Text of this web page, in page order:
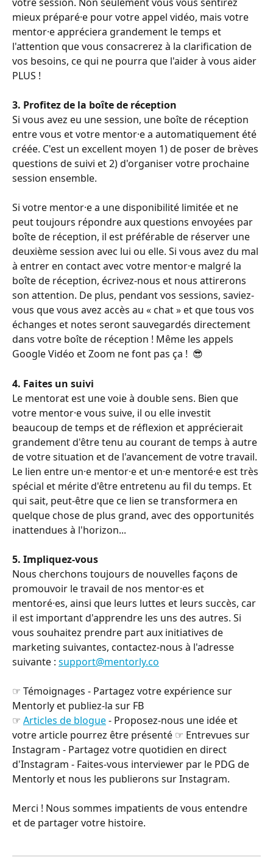
mieux préparé·e pour votre appel vidéo, mais votre
mentor·e appréciera grandement le temps et
l'attention que vous consacrerez à la clarification de
vos besoins, ce qui ne pourra que l'aider à vous aider
PLUS !
3. Profitez de la boîte de réception
Si vous avez eu une session, une boîte de réception
entre vous et votre mentor·e a automatiquement été
créée. C'est un excellent moyen 1) de poser de brèves
questions de suivi et 2) d'organiser votre prochaine
session ensemble.
Si votre mentor·e a une disponibilité limitée et ne
peut toujours répondre aux questions envoyées par
boîte de réception, il est préférable de réserver une
deuxième session avec lui ou elle. Si vous avez du mal
à entrer en contact avec votre mentor·e malgré la
boîte de réception, écrivez-nous et nous attirerons
son attention. De plus, pendant vos sessions, saviez-
vous que vous avez accès au « chat » et que tous vos
échanges et notes seront sauvegardés directement
dans votre boîte de réception ! Même les appels
Google Vidéo et Zoom ne font pas ça !  😎
4. Faites un suivi
Le mentorat est une voie à double sens. Bien que
votre mentor·e vous suive, il ou elle investit
beaucoup de temps et de réflexion et apprécierait
grandement d'être tenu au courant de temps à autre
de votre situation et de l'avancement de votre travail.
Le lien entre un·e mentor·e et un·e mentoré·e est très
spécial et mérite d'être entretenu au fil du temps. Et
qui sait, peut-être que ce lien se transformera en
quelque chose de plus grand, avec des opportunités
inattendues à l'horizon...
5. Impliquez-vous
Nous cherchons toujours de nouvelles façons de
promouvoir le travail de nos mentor·es et
mentoré·es, ainsi que leurs luttes et leurs succès, car
il est important d'apprendre les uns des autres. Si
vous souhaitez prendre part aux initiatives de
marketing suivantes, contactez-nous à l'adresse
suivante : support@mentorly.co
☞ Témoignages - Partagez votre expérience sur
Mentorly et publiez-la sur FB
☞ Articles de blogue - Proposez-nous une idée et
votre article pourrez être présenté ☞ Entrevues sur
Instagram - Partagez votre quotidien en direct
d'Instagram - Faites-vous interviewer par le PDG de
Mentorly et nous les publierons sur Instagram.
Merci ! Nous sommes impatients de vous entendre
et de partager votre histoire.